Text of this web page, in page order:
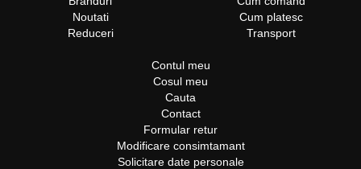
Noutati
Reduceri
Cum platesc
Transport
Contul meu
Cosul meu
Cauta
Contact
Formular retur
Modificare consimtamant
Solicitare date personale